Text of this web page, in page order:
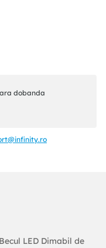
dobanda
LED Dimabil de